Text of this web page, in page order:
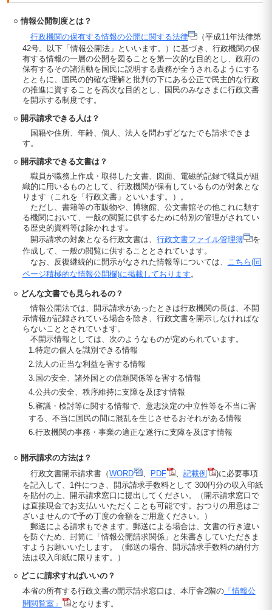
○ 情報公開制度とは？
行政機関の保有する情報の公開に関する法律
（平成11年法律第
42号。以下「情報公開法」といいます。）に基づき、行政機関の保
有する情報の一層の公開を図ることを第一次的な目的とし、政府の
保有するその諸活動を国民に説明する責務が全うされるようにする
とともに、国民の的確な理解と批判の下にある公正で民主的な行政
の推進に資することを高次な目的とし、国民のみなさまに行政文書
を開示する制度です。
○ 開示請求できる人は？
国籍や住所、年齢、個人、法人を問わずどなたでも請求できま
す。
○ 開示請求できる文書は？
職員が職務上作成・取得した文書、図面、電磁的記録で職員が組
織的に用いるものとして、行政機関が保有しているものが対象とな
ります（これを「行政文書」といいます。）。
ただし、書籍等の市販物や、博物館、公文書館その他これに類す
る機関において、一般の閲覧に供するために特別の管理がされてい
る歴史的資料等は除かれます｡
開示請求の対象となる行政文書は、 行政文書ファイル管理簿
を
作成して、一般の閲覧に供することとされています。
なお、反復継続的に開示がなされた情報等については、 こちら(同
ページ積極的な情報公開欄)に掲載しております。
○ どんな文書でも見られるの？
情報公開法では、開示請求があったときは行政機関の長は、不開
示情報が記録されている場合を除き、行政文書を開示しなければな
らないこととされています。
不開示情報としては、次のようなものが定められています。
1.特定の個人を識別できる情報
2.法人の正当な利益を害する情報
3.国の安全、諸外国との信頼関係等を害する情報
4.公共の安全、秩序維持に支障を及ぼす情報
5.審議・検討等に関する情報で、意志決定の中立性等を不当に害
する、不当に国民の間に混乱を生じさせるおそれがある情報
6.行政機関の事務・事業の適正な遂行に支障を及ぼす情報
○ 開示請求の方法は？
行政文書開示請求書（WORD 、 PDF 、 記載例
)に必要事項
を記入して、1件につき、開示請求手数料として 300円分の収入印紙
を貼付の上、開示請求窓口に提出してください。（開示請求窓口で
は直接現金でお支払いいただくことも可能です。おつりの用意はご
ざいませんので予め丁度の金額をご用意ください。）
郵送による請求もできます。郵送による場合は、文書の行き違い
を防ぐため、封筒に「情報公開請求関係」と朱書きしていただきま
すようお願いいたします。（郵送の場合、開示請求手数料の納付方
法は収入印紙に限ります。）
○ どこに請求すればいいの？
本省の所有する行政文書の開示請求窓口は、本庁舎2階の「情報公
開閲覧室」
となります。